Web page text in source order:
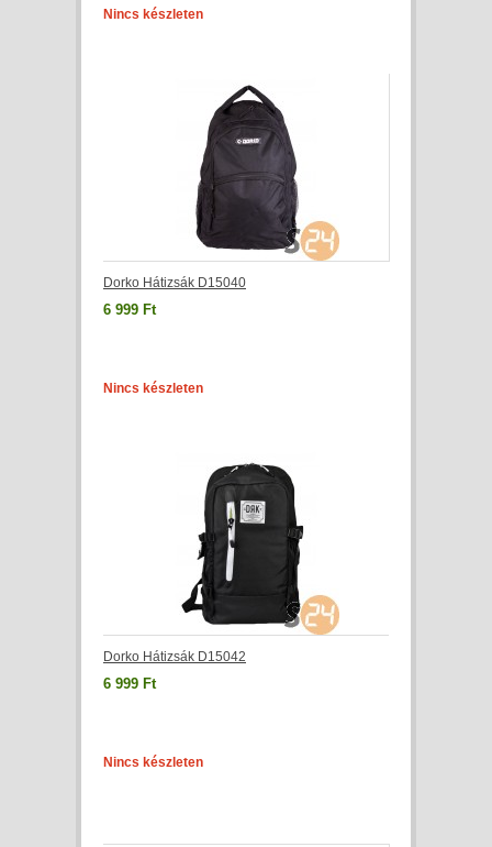
Nincs készleten
Dorko Hátizsák D15040
6 999 Ft
Nincs készleten
Dorko Hátizsák D15042
6 999 Ft
Nincs készleten